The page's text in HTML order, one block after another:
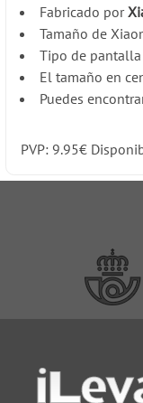
Fabricado por
Tamaño de
Tipo de
El tamaño en
Puedes
PVP:9.95€